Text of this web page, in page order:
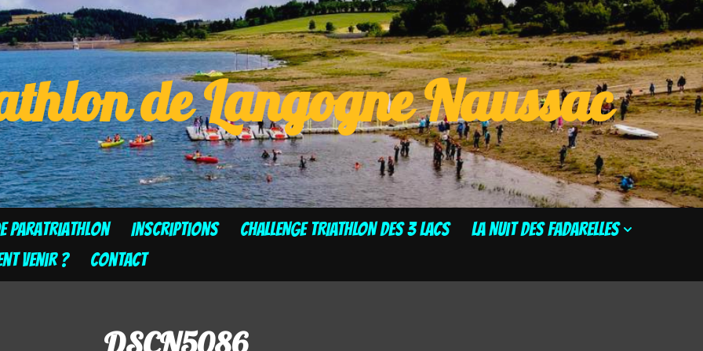
de Langogne Naussac
Paratriathlon Inscriptions CHALLENGE TRIATHLON DES 3 LACS
La Nuit des Fadarelles
venir ? Contact